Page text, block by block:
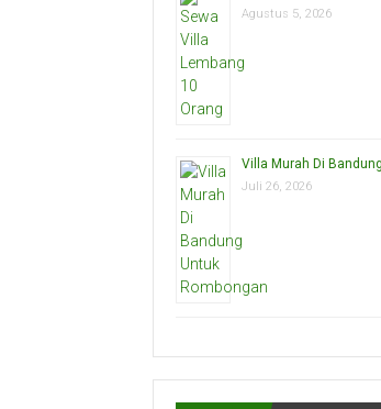
Agustus 5, 2026
Villa Murah Di
Juli 26, 2026